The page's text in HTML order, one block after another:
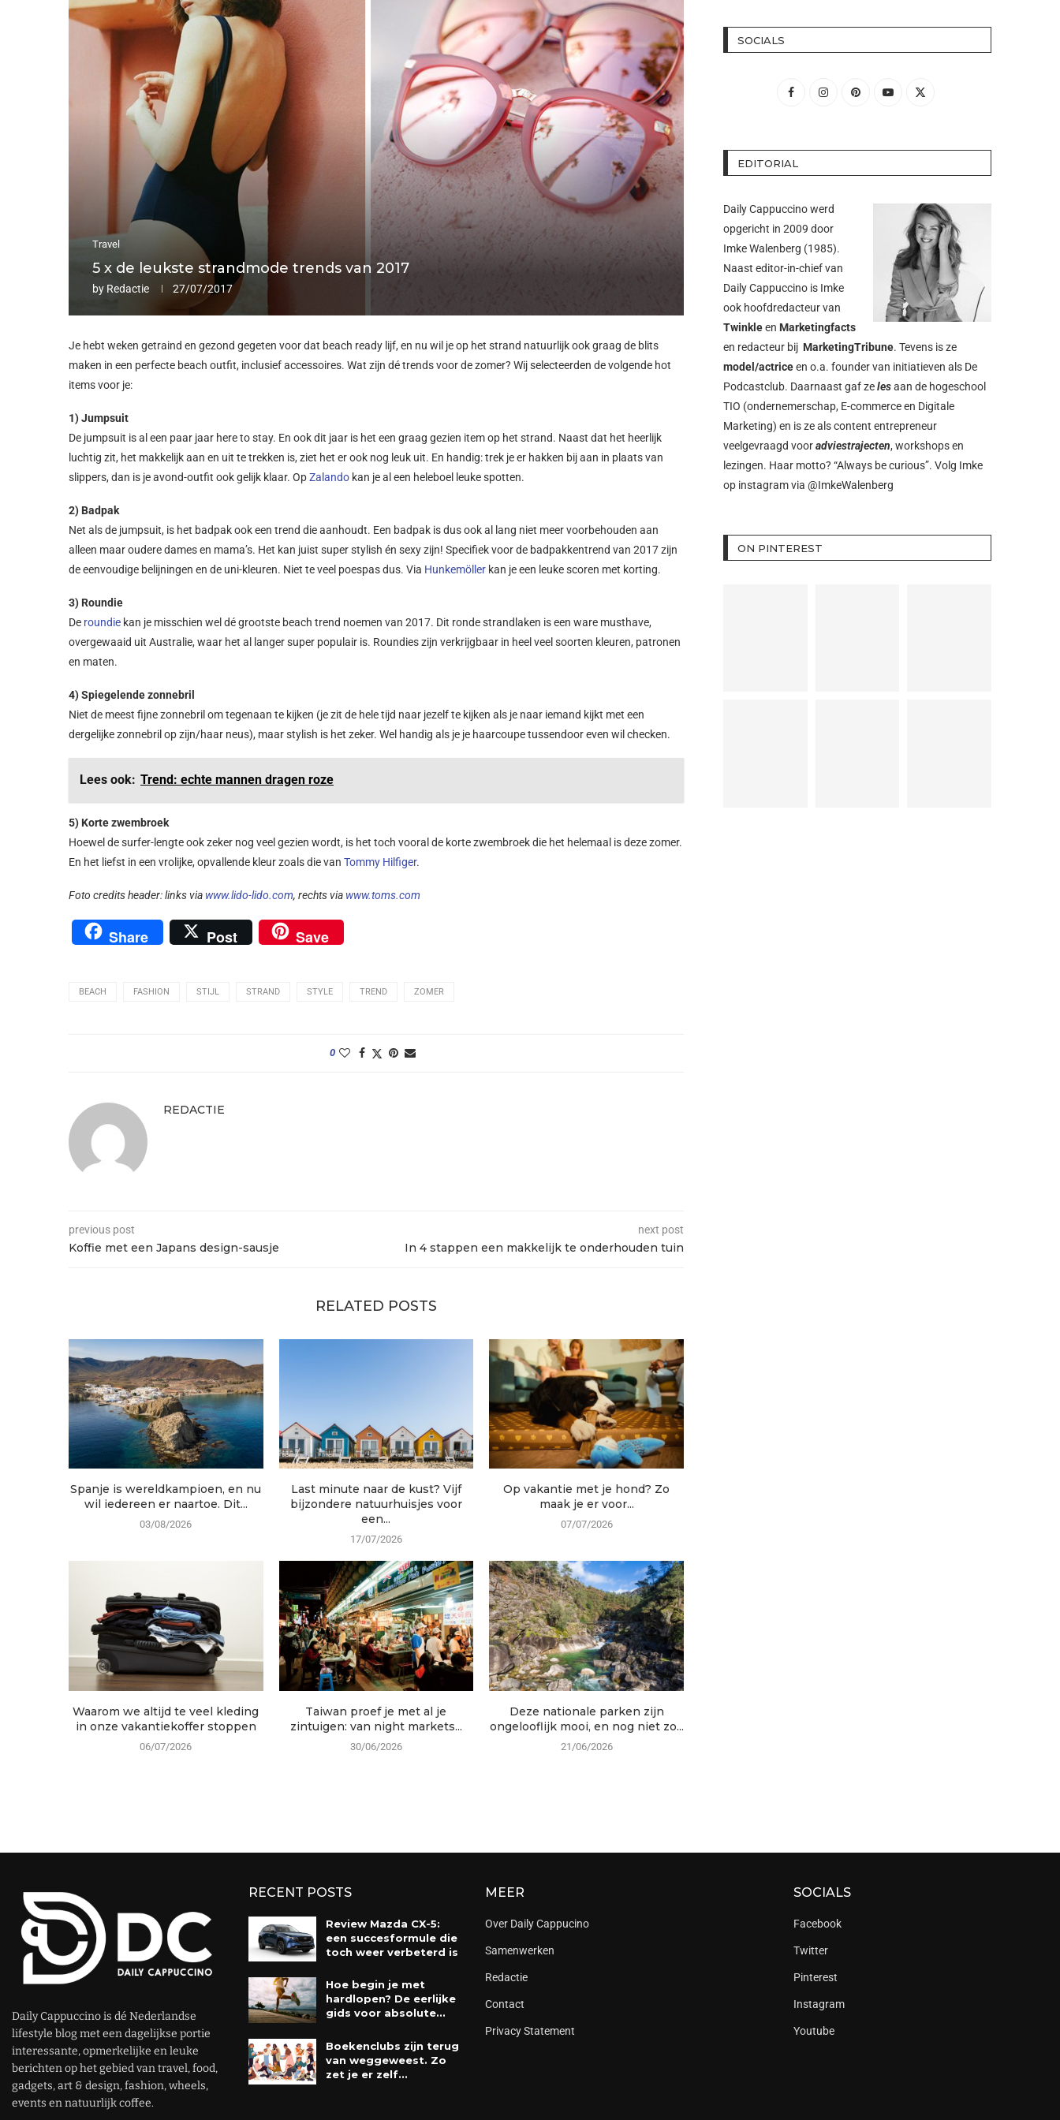
Travel
5 x de leukste strandmode trends van 2017
by Redactie 27/07/2017
Je hebt weken getraind en gezond gegeten voor dat beach ready lijf, en nu wil je op het strand natuurlijk ook graag de blits
maken in een perfecte beach outfit, inclusief accessoires. Wat zijn dé trends voor de zomer? Wij selecteerden de volgende hot
items voor je:
1) Jumpsuit
De jumpsuit is al een paar jaar here to stay. En ook dit jaar is het een graag gezien item op het strand. Naast dat het heerlijk
luchtig zit, het makkelijk aan en uit te trekken is, ziet het er ook nog leuk uit. En handig: trek je er hakken bij aan in plaats van
slippers, dan is je avond-outfit ook gelijk klaar. OpZalando kan je al een heleboel leuke spotten.
2) Badpak
Net als de jumpsuit, is het badpak ook een trend die aanhoudt. Een badpak is dus ook al lang niet meer voorbehouden aan
alleen maar oudere dames en mama’s. Het kan juist super stylish én sexy zijn! Specifiek voor de badpakkentrend van 2017 zijn
de eenvoudige belijningen en de uni-kleuren. Niet te veel poespas dus. Via Hunkemöller kan je een leuke scoren met korting.
3) Roundie
De roundie kan je misschien wel dé grootste beach trend noemen van 2017. Dit ronde strandlaken is een ware musthave,
overgewaaid uit Australie, waar het al langer super populair is. Roundies zijn verkrijgbaar in heel veel soorten kleuren, patronen
en maten.
4) Spiegelende zonnebril
Niet de meest fijne zonnebril om tegenaan te kijken (je zit de hele tijd naar jezelf te kijken als je naar iemand kijkt met een
dergelijke zonnebril op zijn/haar neus), maar stylish is het zeker. Wel handig als je je haarcoupe tussendoor even wil checken.
Lees ook: Trend: echte mannen dragen roze
5) Korte zwembroek
Hoewel de surfer-lengte ook zeker nog veel gezien wordt, is het toch vooral de korte zwembroek die het helemaal is deze zomer.
En het liefst in een vrolijke, opvallende kleur zoals die van Tommy Hilfiger.
Foto credits header: links via www.lido-lido.com, rechts via www.toms.com
Share Post Save
BEACH FASHION STIJL STRAND STYLE TREND ZOMER
0
REDACTIE
previous post
Koffie met een Japans design-sausje
next post
In 4 stappen een makkelijk te onderhouden tuin
RELATED POSTS
Spanje is wereldkampioen, en nu
wil iedereen er naartoe. Dit...
03/08/2026
Last minute naar de kust? Vijf
bijzondere natuurhuisjes voor
een...
17/07/2026
Op vakantie met je hond? Zo
maak je er voor...
07/07/2026
Waarom we altijd te veel kleding
in onze vakantiekoffer stoppen
06/07/2026
Taiwan proef je met al je
zintuigen: van night markets...
30/06/2026
Deze nationale parken zijn
ongelooflijk mooi, en nog niet zo...
21/06/2026
SOCIALS
EDITORIAL
Daily Cappuccino werd
opgericht in 2009 door
Imke Walenberg (1985).
Naast editor-in-chief van
Daily Cappuccino is Imke
ook hoofdredacteur van
Twinkleen Marketingfacts
en redacteur bij MarketingTribune. Tevens is ze
model/actriceen o.a. founder van initiatieven als De
Podcastclub. Daarnaast gaf zelesaan de hogeschool
TIO (ondernemerschap, E-commerce en Digitale
Marketing) en is ze als content entrepreneur
veelgevraagd vooradviestrajecten, workshops en
lezingen. Haar motto? “Always be curious”. Volg Imke
op instagram via @ImkeWalenberg
ON PINTEREST
Daily Cappuccino is dé Nederlandse
lifestyle blog met een dagelijkse portie
interessante, opmerkelijke en leuke
berichten op het gebied van travel, food,
gadgets, art & design, fashion, wheels,
events en natuurlijk coffee.
RECENT POSTS
Review Mazda CX-5:
een succesformule die
toch weer verbeterd is
Hoe begin je met
hardlopen? De eerlijke
gids voor absolute...
Boekenclubs zijn terug
van weggeweest. Zo
zet je er zelf...
MEER
Over Daily Cappucino
Samenwerken
Redactie
Contact
Privacy Statement
SOCIALS
Facebook
Twitter
Pinterest
Instagram
Youtube